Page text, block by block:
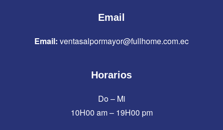
Email
Email: ventasalpormayor@fullhome.com.ec
Horarios
Do – Mi
10H00 am – 19H00 pm